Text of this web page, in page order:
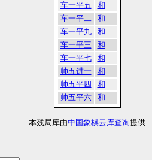
车一平五
和
车一平二
和
车一平九
和
车一平三
和
车一平七
和
帅五进一
和
帅五平四
和
帅五平六
和
本残局库由中国象棋云库查询提供